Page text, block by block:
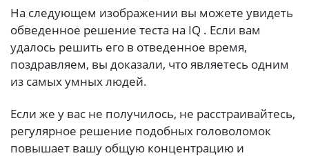
На следующем изображении вы можете увидеть
обведенное решение теста на IQ . Если вам
удалось решить его в отведенное время,
поздравляем, вы доказали, что являетесь одним
из самых умных людей.
Если же у вас не получилось, не расстраивайтесь,
регулярное решение подобных головоломок
повышает вашу общую концентрацию и